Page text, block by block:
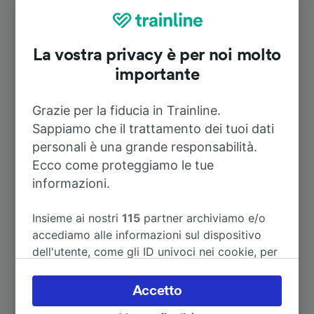
A Lampertheim
A Mannheim 46m
A Worms
A Boppard-Bad Salzig 3h 6m
A Francoforte sul meno (stazione
La vostra privacy è per noi molto
importante
Grazie per la fiducia in Trainline.
Sappiamo che il trattamento dei tuoi dati
personali è una grande responsabilità.
Ecco come proteggiamo le tue
informazioni.
Insieme ai nostri115 partner archiviamo e/o
accediamo alle informazioni sul dispositivo
dell'utente, come gli ID univoci nei cookie, per
accettare o gestire le proprie scelte facendo
clic di seguito, tra cui il proprio diritto di
Accetto